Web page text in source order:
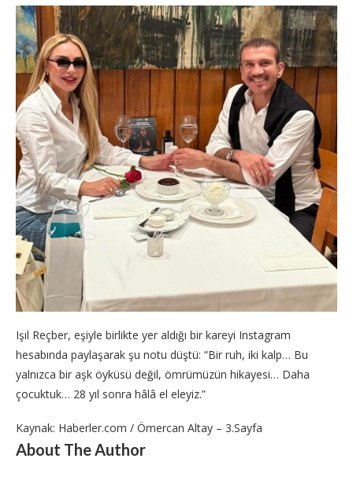
Işıl Reçber, eşiyle birlikte yer aldığı bir kareyi Instagram
hesabında paylaşarak şu notu düştü: “Bir ruh, iki kalp… Bu
yalnızca bir aşk öyküsü değil, ömrümüzün hikayesi… Daha
çocuktuk… 28 yıl sonra hâlâ el eleyiz.”
Kaynak: Haberler.com / Ömercan Altay – 3.Sayfa
About The Author